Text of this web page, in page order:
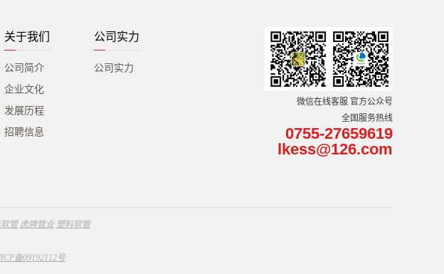
微信在线客服 官方公众号
全国服务热线
0755-27659619
lkess@126.com
关于我们
公司简介
企业文化
发展历程
招聘信息
公司实力
公司实力
管 虎牌管业 塑料软管
备09192112号